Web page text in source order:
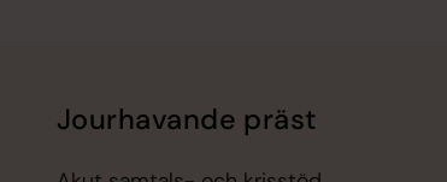
Jourhavande präst